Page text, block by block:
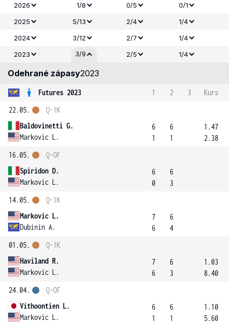
2026 1/8 0/5
0/1
2025
5/13 2/4 1/4
2024
3/12 2/7
1/4
2023
3/9 2/5 1/4
Odehrané zápasy2023
Futures 2023 1 2 3
Kurs
22.05.
Baldovinetti G.
Markovic L.
Q-1K
6
1
6
1
1.47
2.38
16.05.
Spiridon D.
Markovic L.
Q-OF
6
0
6
3
14.05.
Markovic L.
Dubinin A.
Q-1K
7
6
6
4
01.05.
Haviland R.
Markovic L.
Q-1K
7
6
6
3
1.03
8.40
24.04.
Vithoontien L.
Markovic L.
Q-OF
6
1
6
1
1.10
5.60